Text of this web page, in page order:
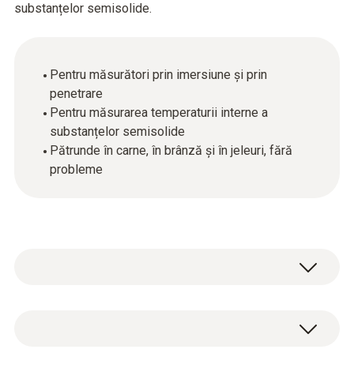
substanțelor semisolide.
Pentru măsurători prin imersiune și prin
penetrare
Pentru măsurarea temperaturii interne a
substanțelor semisolide
Pătrunde în carne, în brânză și în jeleuri, fără
probleme